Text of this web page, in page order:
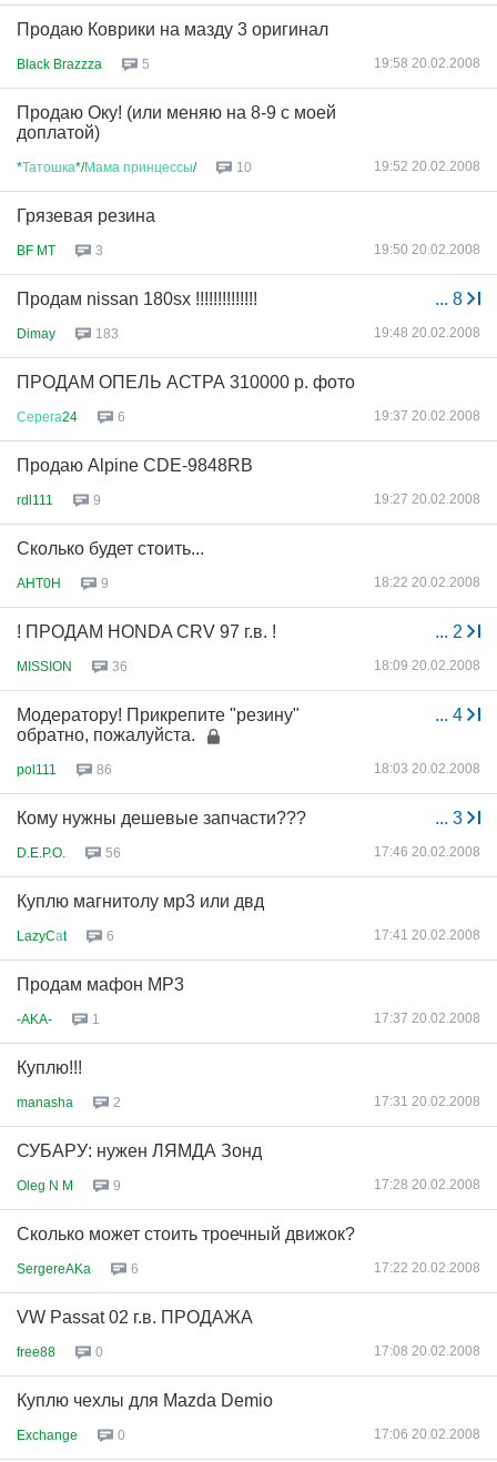
Продаю Коврики на мазду 3 оригинал
Black Brazzza 5 19:58 20.02.2008
Продаю Оку! (или меняю на 8-9 с моей
доплатой)
*Татошка*/Мама принцессы/ 10 19:52 20.02.2008
Грязевая резина
BF MT 3 19:50 20.02.2008
... 8
Продам nissan 180sx !!!!!!!!!!!!!!
Dimay 183 19:48 20.02.2008
ПРОДАМ ОПЕЛЬ АСТРА 310000 р. фото
Серега24 6 19:37 20.02.2008
Продаю Alpine CDE-9848RB
rdl111 9 19:27 20.02.2008
Сколько будет стоить...
AHT0H 9 18:22 20.02.2008
... 2
! ПРОДАМ HONDA CRV 97 г.в. !
MISSION 36 18:09 20.02.2008
... 4
Модератору! Прикрепите "резину"
обратно, пожалуйста.
pol111 86 18:03 20.02.2008
... 3
Кому нужны дешевые запчасти???
D.E.P.O. 56 17:46 20.02.2008
Куплю магнитолу мр3 или двд
LazyCаt 6 17:41 20.02.2008
Продам мафон MP3
-AKA- 1 17:37 20.02.2008
Куплю!!!
manasha 2 17:31 20.02.2008
СУБАРУ: нужен ЛЯМДА Зонд
Oleg N M 9 17:28 20.02.2008
Сколько может стоить троечный движок?
SergereAKa 6 17:22 20.02.2008
VW Passat 02 г.в. ПРОДАЖА
free88 0 17:08 20.02.2008
Куплю чехлы для Mazda Demio
Exchange 0 17:06 20.02.2008